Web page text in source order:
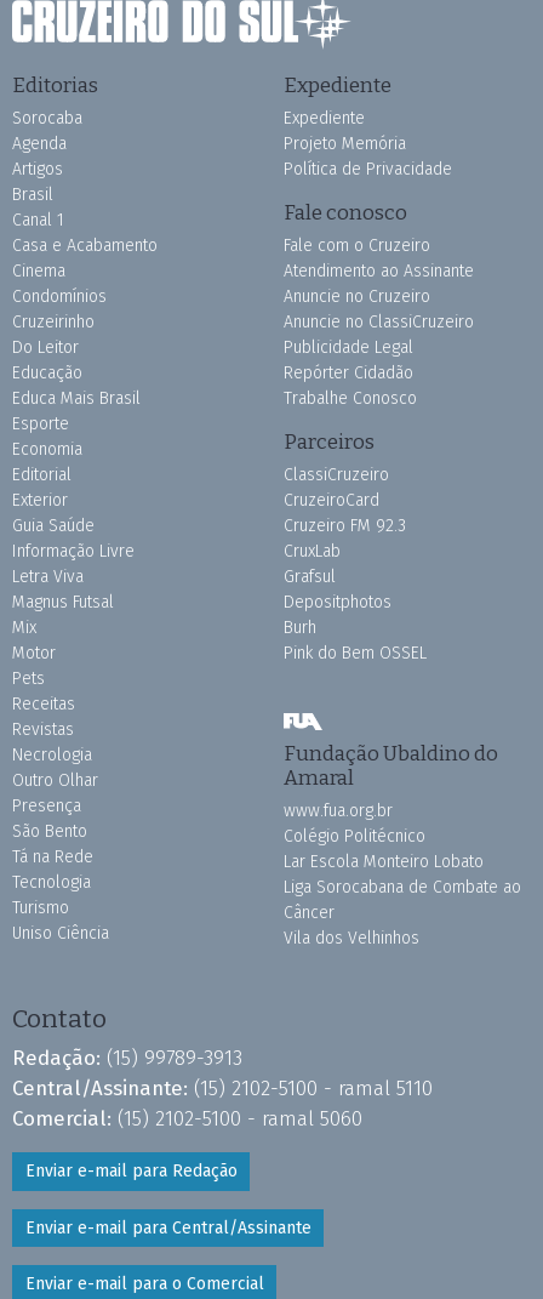
Editorias
Sorocaba
Agenda
Artigos
Brasil
Canal 1
Casa e Acabamento
Cinema
Condomínios
Cruzeirinho
Do Leitor
Educação
Educa Mais Brasil
Esporte
Economia
Editorial
Exterior
Guia Saúde
Informação Livre
Letra Viva
Magnus Futsal
Mix
Motor
Pets
Receitas
Revistas
Necrologia
Outro Olhar
Presença
São Bento
Tá na Rede
Tecnologia
Turismo
Uniso Ciência
Expediente
Expediente
Projeto Memória
Política de Privacidade
Fale conosco
Fale com o Cruzeiro
Atendimento ao Assinante
Anuncie no Cruzeiro
Anuncie no ClassiCruzeiro
Publicidade Legal
Repórter Cidadão
Trabalhe Conosco
Parceiros
ClassiCruzeiro
CruzeiroCard
Cruzeiro FM 92.3
CruxLab
Grafsul
Depositphotos
Burh
Pink do Bem OSSEL
Fundação Ubaldino do
Amaral
www.fua.org.br
Colégio Politécnico
Lar Escola Monteiro Lobato
Liga Sorocabana de Combate ao
Câncer
Vila dos Velhinhos
Contato
Redação: (15) 99789-3913
Central/Assinante: (15) 2102-5100 - ramal 5110
Comercial: (15) 2102-5100 - ramal 5060
Enviar e-mail para Redação
Enviar e-mail para Central/Assinante
Enviar e-mail para o Comercial